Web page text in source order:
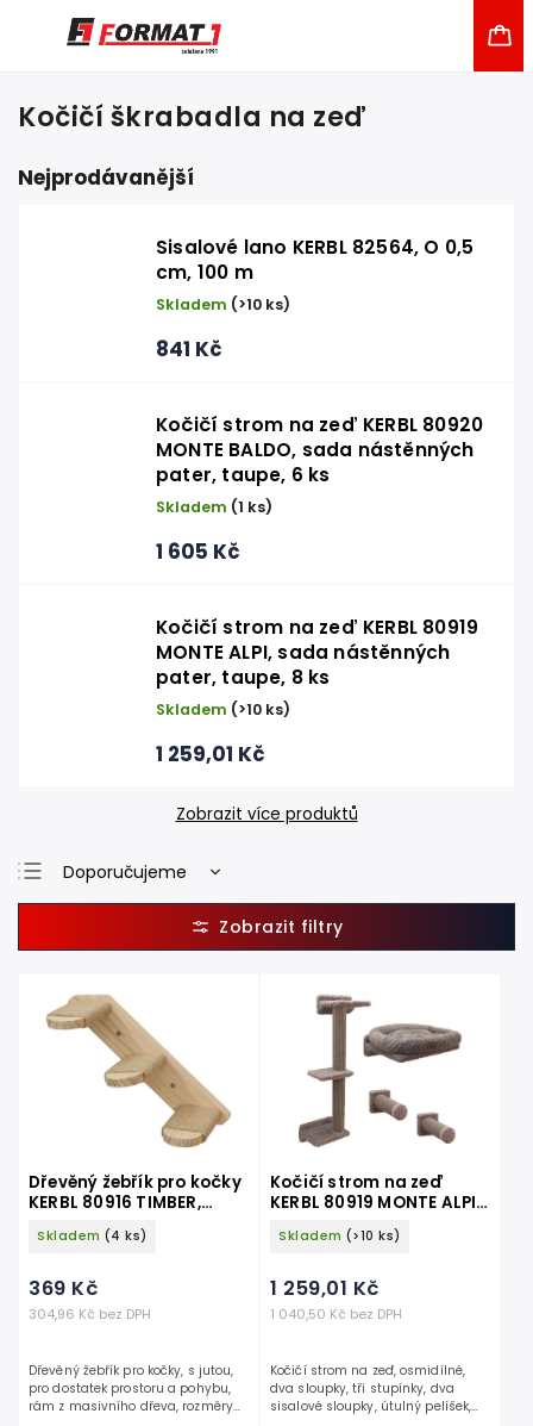
Kočičí škrabadla na zeď
Nejprodávanější
Sisalové lano KERBL 82564, O 0,5
cm, 100 m
Skladem (>10 ks)
841 Kč
Kočičí strom na zeď KERBL 80920
MONTE BALDO, sada nástěnných
pater, taupe, 6 ks
Skladem (1 ks)
1 605 Kč
Kočičí strom na zeď KERBL 80919
MONTE ALPI, sada nástěnných
pater, taupe, 8 ks
Skladem (>10 ks)
1 259,01 Kč
Zobrazit více produktů
Doporučujeme
Nejlevnější
Nejdražší
Abecedně
Dřevěný žebřík pro kočky
KERBL 80916 TIMBER,
délka 38 cm, s jutou
Skladem (4 ks)
304,96 Kč bez DPH
369 Kč
Dřevěný žebřík pro kočky, s jutou,
pro dostatek prostoru a pohybu,
rám z masivního dřeva, rozměry
Kočičí strom na zeď
KERBL 80919 MONTE ALPI,
sada nástěnných pater,
taupe, 8 ks
Skladem (>10 ks)
1 040,50 Kč bez DPH
1 259,01 Kč
Kočičí strom na zeď, osmidílné,
dva sloupky, tři stupínky, dva
sisalové sloupky, útulný pelíšek,